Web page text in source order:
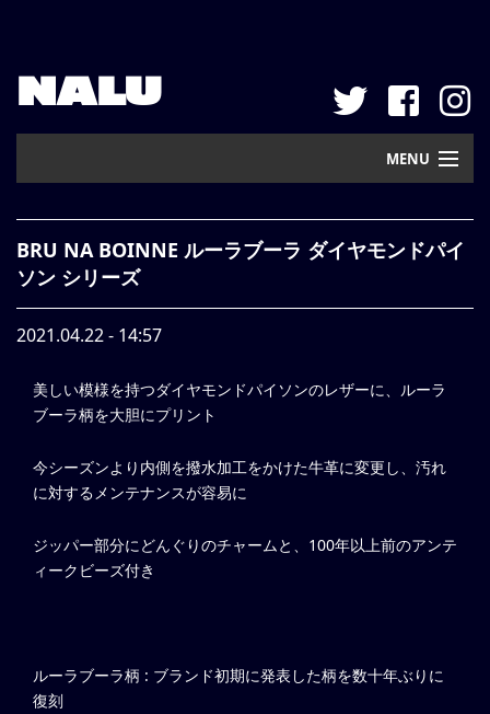
NALU
MENU
New Arrival
Pickup
Contact
Web Store
BRU NA BOINNE ルーラブーラ ダイヤモンドパイ
ソン シリーズ
2021.04.22 - 14:57
美しい模様を持つダイヤモンドパイソンのレザーに、ルーラ
ブーラ柄を大胆にプリント
今シーズンより内側を撥水加工をかけた牛革に変更し、汚れ
に対するメンテナンスが容易に
ジッパー部分にどんぐりのチャームと、100年以上前のアンテ
ィークビーズ付き
ルーラブーラ柄 : ブランド初期に発表した柄を数十年ぶりに
復刻